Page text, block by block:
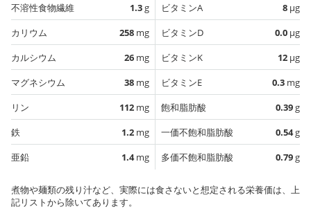
不溶性食物繊維
1.3g
カリウム
258 mg
カルシウム
26 mg
マグネシウム
38 mg
リン
112 mg
鉄
1.2 mg
亜鉛
1.4mg
ビタミンA
8 µg
ビタミンD
0.0 µg
ビタミンK
12 µg
ビタミンE
0.3 mg
飽和脂肪酸
0.39g
一価不飽和脂肪酸
0.54g
多価不飽和脂肪酸
0.79g
煮物や麺類の残り汁など、実際には食さないと想定される栄養価は、上
記リストから除いてあります。